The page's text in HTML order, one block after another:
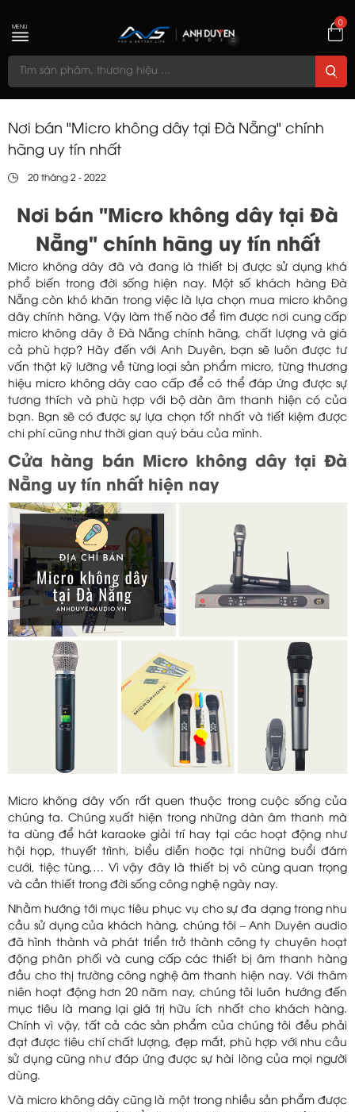
0
MENU
Nơi bán "Micro không dây tại Đà Nẵng" chính
hãng uy tín nhất
20 tháng 2 - 2022
Nơi bán "Micro không dây tại Đà
Nẵng" chính hãng uy tín nhất
Micro không dây đã và đang là thiết bị được sử dụng khá
phổ biến trong đời sống hiện nay. Một số khách hàng Đà
Nẵng còn khó khăn trong việc là lựa chọn mua micro không
dây chính hãng. Vậy làm thế nào để tìm được nơi cung cấp
micro không dây ở Đà Nẵng chính hãng, chất lượng và giá
cả phù hợp? Hãy đến với Anh Duyên, bạn sẽ luôn được tư
vấn thật kỹ lưỡng về từng loại sản phẩm micro, từng thương
hiệu micro không dây cao cấp để có thể đáp ứng được sự
tương thích và phù hợp với bộ dàn âm thanh hiện có của
bạn. Bạn sẽ có được sự lựa chọn tốt nhất và tiết kiệm được
chi phí cũng như thời gian quý báu của mình.
Cửa hàng bán Micro không dây tại Đà
Nẵng uy tín nhất hiện nay
Micro không dây vốn rất quen thuộc trong cuộc sống của
chúng ta. Chúng xuất hiện trong những dàn âm thanh mà
ta dùng để hát karaoke giải trí hay tại các hoạt động như
hội họp, thuyết trình, biểu diễn hoặc tại những buổi đám
cưới, tiệc tùng,… Vì vậy đây là thiết bị vô cùng quan trọng
và cần thiết trong đời sống công nghệ ngày nay.
Nhằm hướng tới mục tiêu phục vụ cho sự đa dạng trong nhu
cầu sử dụng của khách hàng, chúng tôi – Anh Duyên audio
đã hình thành và phát triển trở thành công ty chuyên hoạt
động phân phối và cung cấp các thiết bị âm thanh hàng
đầu cho thị trường công nghệ âm thanh hiện nay. Với thâm
niên hoạt động hơn 20 năm nay, chúng tôi luôn hướng đến
mục tiêu là mang lại giá trị hữu ích nhất cho khách hàng.
Chính vì vậy, tất cả các sản phẩm của chúng tôi đều phải
đạt được tiêu chí chất lượng, đẹp mắt, phù hợp với nhu cầu
sử dụng cũng như đáp ứng được sự hài lòng của mọi người
dùng.
Và micro không dây cũng là một trong nhiều sản phẩm được